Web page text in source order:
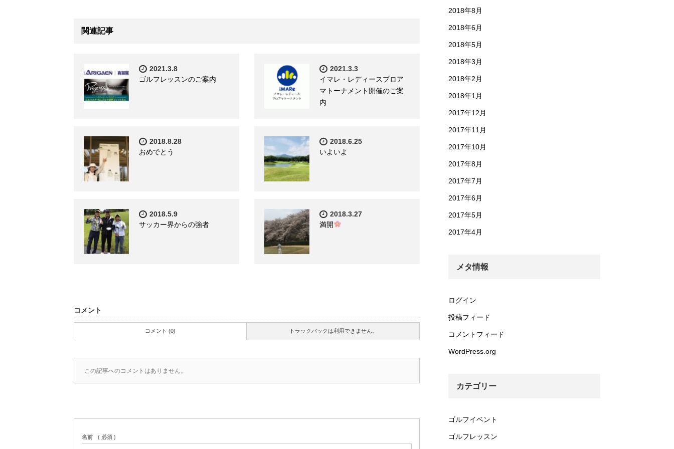
関連記事
2021.3.8
ゴルフレッスンのご案内
2021.3.3
イマレ・レディースプロア
マトーナメント開催のご案
内
2018.8.28
おめでとう
2018.6.25
いよいよ
2018.5.9
サッカー界からの強者
2018.3.27
満開
コメント
コメント (0) トラックバックは利用できません。
この記事へのコメントはありません。
名前 ( 必須 )
2018年8月
2018年6月
2018年5月
2018年3月
2018年2月
2018年1月
2017年12月
2017年11月
2017年10月
2017年8月
2017年7月
2017年6月
2017年5月
2017年4月
メタ情報
ログイン
投稿フィード
コメントフィード
WordPress.org
カテゴリー
ゴルフイベント
ゴルフレッスン